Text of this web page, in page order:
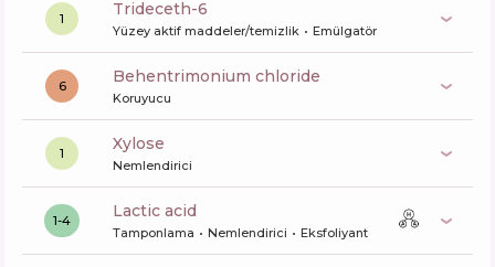
1 trideceth-6
Yüzey aktif maddeler/temizlik Emülgatör
6 behentrimonium chloride
Koruyucu
1 xylose
Nemlendirici
1-4 lactic acid
Tamponlama Nemlendirici Eksfoliyant